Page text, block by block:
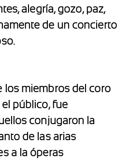
alegría, gozo, paz,
de un concierto
los miembros del coro
público, fue
conjugaron la
de las arias
a la óperas